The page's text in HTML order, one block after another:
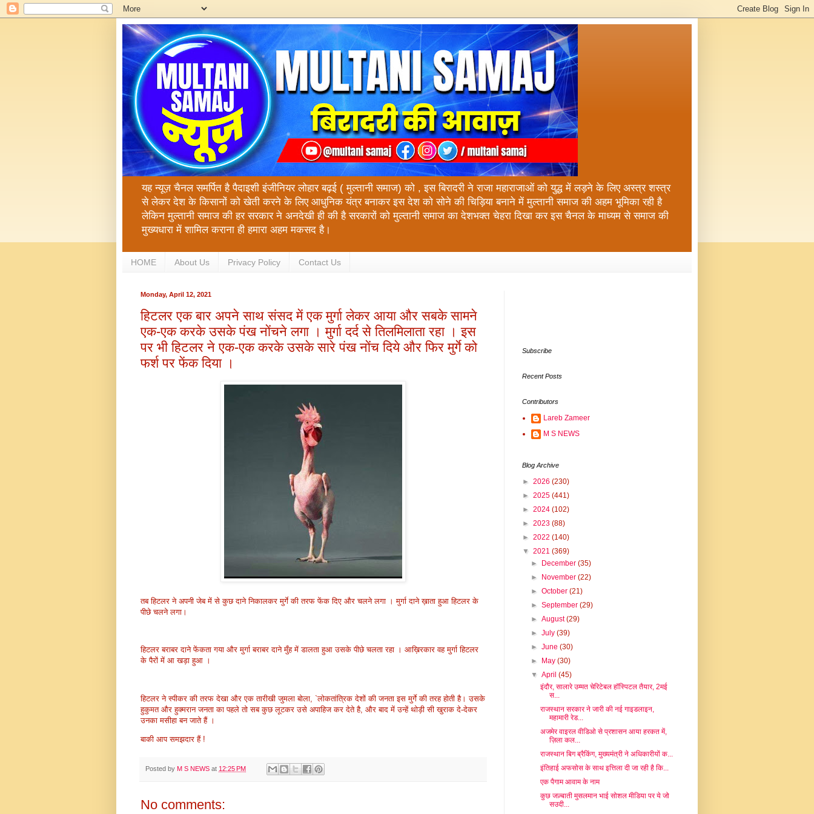
यह न्यूज़ चैनल समर्पित है पैदाइशी इंजीनियर लोहार बढ़ई ( मुल्तानी समाज) को , इस बिरादरी ने राजा महाराजाओं को युद्ध में लड़ने के लिए अस्त्र शस्त्र
से लेकर देश के किसानों को खेती करने के लिए आधुनिक यंत्र बनाकर इस देश को सोने की चिड़िया बनाने में मुल्तानी समाज की अहम भूमिका रही है
लेकिन मुल्तानी समाज की हर सरकार ने अनदेखी ही की है सरकारों को मुल्तानी समाज का देशभक्त चेहरा दिखा कर इस चैनल के माध्यम से समाज की
मुख्यधारा में शामिल कराना ही हमारा अहम मकसद है।
HOME About Us Privacy Policy Contact Us
Monday, April 12, 2021
हिटलर एक बार अपने साथ संसद में एक मुर्गा लेकर आया और सबके सामने
एक-एक करके उसके पंख नोंचने लगा । मुर्गा दर्द से तिलमिलाता रहा । इस
पर भी हिटलर ने एक-एक करके उसके सारे पंख नोंच दिये और फिर मुर्गे को
फर्श पर फेंक दिया ।
तब हिटलर ने अपनी जेब में से कुछ दाने निकालकर मुर्गे की तरफ फेंक दिए और चलने लगा । मुर्गा दाने ख़ाता हुआ हिटलर के
पीछे चलने लगा।
हिटलर बराबर दाने फेंकता गया और मुर्गा बराबर दाने मुँह में डालता हुआ उसके पीछे चलता रहा । आख़िरकार वह मुर्गा हिटलर
के पैरों में आ खड़ा हुआ ।
हिटलर ने स्पीकर की तरफ देखा और एक तारीखी जुमला बोला, `लोकतांत्रिक देशों की जनता इस मुर्गे की तरह होती है। उसके
हुकुमत और हुक्मरान जनता का पहले तो सब कुछ लूटकर उसे अपाहिज कर देते है, और बाद में उन्हें थोड़ी सी खुराक दे-देकर
उनका मसीहा बन जाते हैं ।
बाकी आप समझदार हैं !
Posted by M S NEWS at 12:25 PM
No comments:
Subscribe
Recent Posts
Contributors
Lareb Zameer
M S NEWS
Blog Archive
► 2026 (230)
► 2025 (441)
► 2024 (102)
► 2023 (88)
► 2022 (140)
▼ 2021 (369)
►
December(35)
►
November(22)
►October(21)
►September(29)
►August(29)
►July(39)
►June(30)
►
May(30)
▼April(45)
इंदौर, सालारे उम्मत चेरिटेबल हॉस्पिटल तैयार, 2मई
स...
राजस्थान सरकार ने जारी की नई गाइडलाइन,
महामारी रेड...
अजमेर वाइरल वीडिओ से प्रशासन आया हरकत में,
ज़िला कल...
राजस्थान बिग ब्रैकिंग, मुख्यमंत्री ने अधिकारीयों क...
इंतिहाई अफसोस के साथ इत्तिला दी जा रही है कि...
एक पैगाम आवाम के नाम
कुछ जज़्बाती मुसलमान भाई सोशल मीडिया पर ये जो
सउदी...